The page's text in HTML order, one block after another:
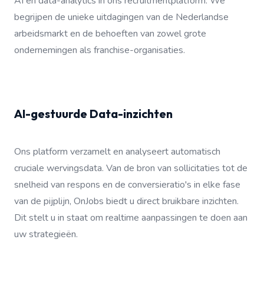
begrijpen de unieke uitdagingen van de Nederlandse
arbeidsmarkt en de behoeften van zowel grote
ondernemingen als franchise-organisaties.
AI-gestuurde Data-inzichten
Ons platform verzamelt en analyseert automatisch
cruciale wervingsdata. Van de bron van sollicitaties tot de
snelheid van respons en de conversieratio's in elke fase
van de pijplijn, OnJobs biedt u direct bruikbare inzichten.
Dit stelt u in staat om realtime aanpassingen te doen aan
uw strategieën.